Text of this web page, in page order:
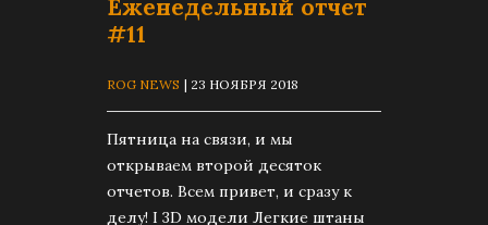
Еженедельный отчет
#11
ROG NEWS | 23 НОЯБРЯ 2018
Пятница на связи, и мы
открываем второй десяток
отчетов. Всем привет, и сразу к
делу! I 3D модели Легкие штаны